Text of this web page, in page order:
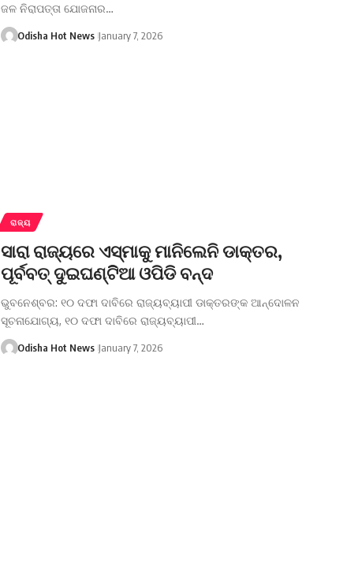
ଜଳ ନିରାପତ୍ତା ଯୋଜନାର…
Odisha Hot News January 7, 2026
ରାଜ୍ୟ
ସାରା ରାଜ୍ୟରେ ଏସ୍‌ମାକୁ ମାନିଲେନି ଡାକ୍ତର,
ପୂର୍ବବତ୍ ଦୁଇଘଣ୍ଟିିଆ ଓପିଡି ବନ୍ଦ
ଭୁବନେଶ୍ବର: ୧୦ ଦଫା ଦାବିରେ ରାଜ୍ୟବ୍ୟାପୀ ଡାକ୍ତରଙ୍କ ଆନ୍ଦୋଳନ
ସୂଚନାଯୋଗ୍ୟ, ୧୦ ଦଫା ଦାବିରେ ରାଜ୍ୟବ୍ୟାପୀ…
Odisha Hot News January 7, 2026